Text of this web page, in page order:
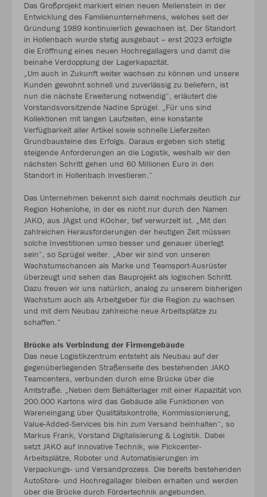
Das Großprojekt markiert einen neuen Meilenstein in der
Entwicklung des Familienunternehmens, welches seit der
Gründung 1989 kontinuierlich gewachsen ist. Der Standort
in Hollenbach wurde stetig ausgebaut – erst 2023 erfolgte
die Eröffnung eines neuen Hochregallagers und damit die
beinahe Verdopplung der Lagerkapazität.
„Um auch in Zukunft weiter wachsen zu können und unsere
Kunden gewohnt schnell und zuverlässig zu beliefern, ist
nun die nächste Erweiterung notwendig“, erläutert die
Vorstandsvorsitzende Nadine Sprügel. „Für uns sind
Kollektionen mit langen Laufzeiten, eine konstante
Verfügbarkeit aller Artikel sowie schnelle Lieferzeiten
Grundbausteine des Erfolgs. Daraus ergeben sich stetig
steigende Anforderungen an die Logistik, weshalb wir den
nächsten Schritt gehen und 60 Millionen Euro in den
Standort in Hollenbach investieren.“
Das Unternehmen bekennt sich damit nochmals deutlich zur
Region Hohenlohe, in der es nicht nur durch den Namen
JAKO, aus JAgst und KOcher, tief verwurzelt ist. „Mit den
zahlreichen Herausforderungen der heutigen Zeit müssen
solche Investitionen umso besser und genauer überlegt
sein“, so Sprügel weiter. „Aber wir sind von unseren
Wachstumschancen als Marke und Teamsport-Ausrüster
überzeugt und sehen das Bauprojekt als logischen Schritt.
Dazu freuen wir uns natürlich, analog zu unserem bisherigen
Wachstum auch als Arbeitgeber für die Region zu wachsen
und mit dem Neubau zahlreiche neue Arbeitsplätze zu
schaffen.“
Brücke als Verbindung der Firmengebäude
Das neue Logistikzentrum entsteht als Neubau auf der
gegenüberliegenden Straßenseite des bestehenden JAKO
Teamcenters, verbunden durch eine Brücke über die
Amtstraße. „Neben dem Behälterlager mit einer Kapazität von
200.000 Kartons wird das Gebäude alle Funktionen von
Wareneingang über Qualitätskontrolle, Kommissionierung,
Value-Added-Services bis hin zum Versand beinhalten“, so
Markus Frank, Vorstand Digitalisierung & Logistik. Dabei
setzt JAKO auf innovative Technik, wie Pickcenter-
Arbeitsplätze, Roboter und Automatisierungen im
Verpackungs- und Versandprozess. Die bereits bestehenden
AutoStore- und Hochregallager bleiben erhalten und werden
über die Brücke durch Fördertechnik angebunden.